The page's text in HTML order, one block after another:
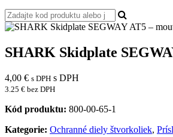
SHARK Skidplate
4,00 € s DPH s DPH
3.25 € bez DPH
Kód produktu: 800-00-65-1
Kategorie: Ochranné diely štvorkoliek,